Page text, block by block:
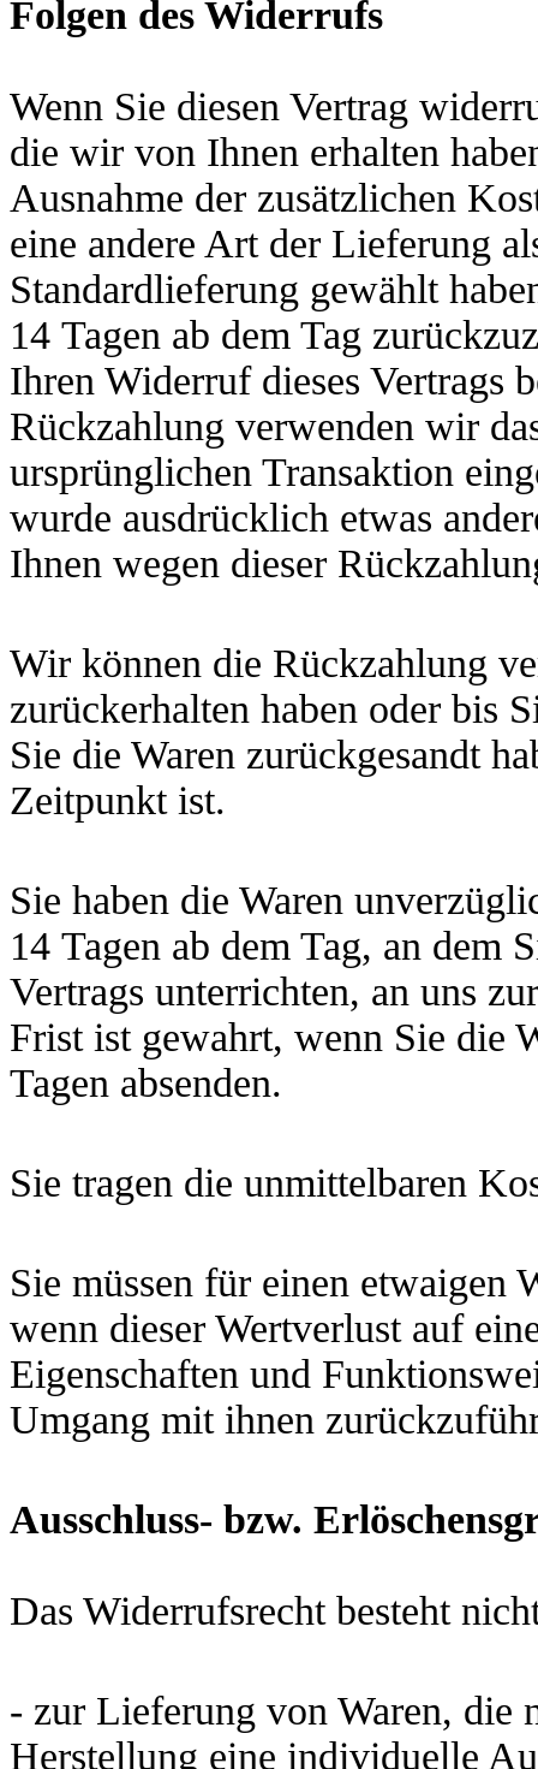
Folgen des Widerrufs
Wenn Sie diesen Vertrag
die wir von Ihnen erhalten
Ausnahme der zusätzlichen
eine andere Art der Lieferung
Standardlieferung gewählt
14 Tagen ab dem Tag
Ihren Widerruf dieses Vertrags
Rückzahlung verwenden wir
ursprünglichen Transaktion
wurde ausdrücklich etwas
Ihnen wegen dieser
Wir können die Rückzahlung
zurückerhalten haben oder bis
Sie die Waren zurückgesandt
Zeitpunkt ist.
Sie haben die Waren
14 Tagen ab dem Tag, an dem
Vertrags unterrichten, an uns
Frist ist gewahrt, wenn Sie die
Tagen absenden.
Sie tragen die unmittelbaren
Sie müssen für einen etwaigen
wenn dieser Wertverlust auf
Eigenschaften und
Umgang mit ihnen
Ausschluss- bzw.
Das Widerrufsrecht besteht
- zur Lieferung von Waren, die
Herstellung eine individuelle